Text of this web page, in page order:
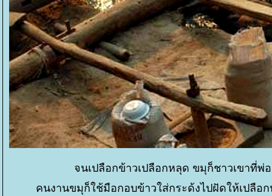
จนเปลือกข้าวเปลือกหลุด ขมุก็ชาวเขาที่
คนงานขมุก็ใช้มือกอบข้าวใส่กระด้งไปฝัดให้เปลือ